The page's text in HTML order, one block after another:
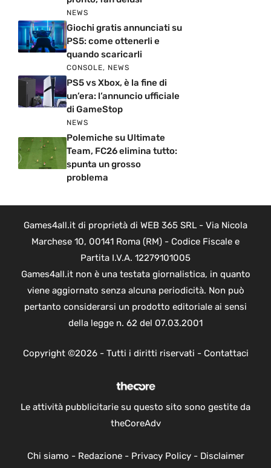
NEWS
Giochi gratis annunciati su
PS5: come ottenerli e
quando scaricarli
CONSOLE, NEWS
PS5 vs Xbox, è la fine di
un’era: l’annuncio ufficiale
di GameStop
NEWS
Polemiche su Ultimate
Team, FC26 elimina tutto:
spunta un grosso
problema
Games4all.it di proprietà di WEB 365 SRL - Via Nicola
Marchese 10, 00141 Roma (RM) - Codice Fiscale e
Partita I.V.A. 12279101005
Games4all.it non è una testata giornalistica, in quanto
viene aggiornato senza alcuna periodicità. Non può
pertanto considerarsi un prodotto editoriale ai sensi
della legge n. 62 del 07.03.2001
Copyright ©2026 - Tutti i diritti riservati - Contattaci
Le attività pubblicitarie su questo sito sono gestite da
theCoreAdv
Chi siamo - Redazione- Privacy Policy- Disclaimer